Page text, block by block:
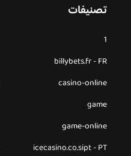
تصنيفات
1
billybets.fr - FR
casino-online
game
game-online
icecasino.co.sipt - PT